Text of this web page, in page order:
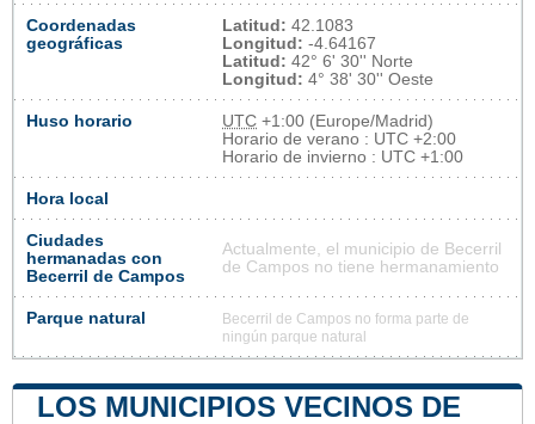
Coordenadas
geográficas
Latitud: 42.1083
Longitud: -4.64167
Latitud: 42° 6' 30'' Norte
Longitud: 4° 38' 30'' Oeste
Huso horario UTC +1:00 (Europe/Madrid)
Horario de verano : UTC +2:00
Horario de invierno : UTC +1:00
Hora local
Ciudades
hermanadas con
Becerril de Campos
Actualmente, el municipio de Becerril
de Campos no tiene hermanamiento
Parque natural
Becerril de Campos no forma parte de
ningún parque natural
LOS MUNICIPIOS VECINOS DE